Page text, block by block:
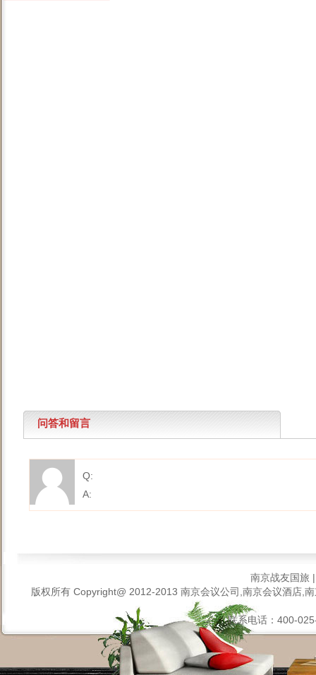
问答和留言
Q:
A:
南京战友国旅
版权所有 Copyright@ 2012-2013 南京会议公司,南京会议酒店,
联系电话：400-